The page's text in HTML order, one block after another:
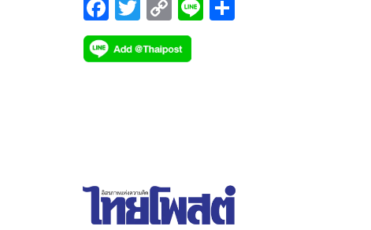
F
ac
e
T
wi
tt
C
o
p
Li